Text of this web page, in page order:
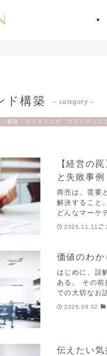
ド構築 – category –
表現・ライティング ブランディン
【経営の
と失敗事例
商売は、需要
解決すること
どんなマーケ
2025.11.11
価値のわ
はじめに、誤
ある。 その前
での大切なお
2025.09.02
伝えたい